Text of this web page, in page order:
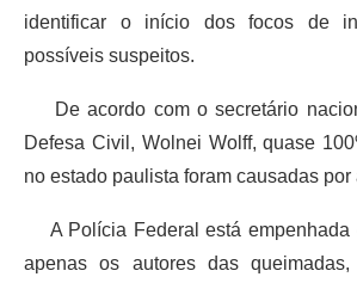
identificar o início dos focos de
possíveis suspeitos.
De acordo com o secretário
Defesa Civil, Wolnei Wolff, quase
no estado paulista foram causadas por
A Polícia Federal está empenhada
apenas os autores das